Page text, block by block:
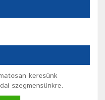
keresünk
szegmensünkre.